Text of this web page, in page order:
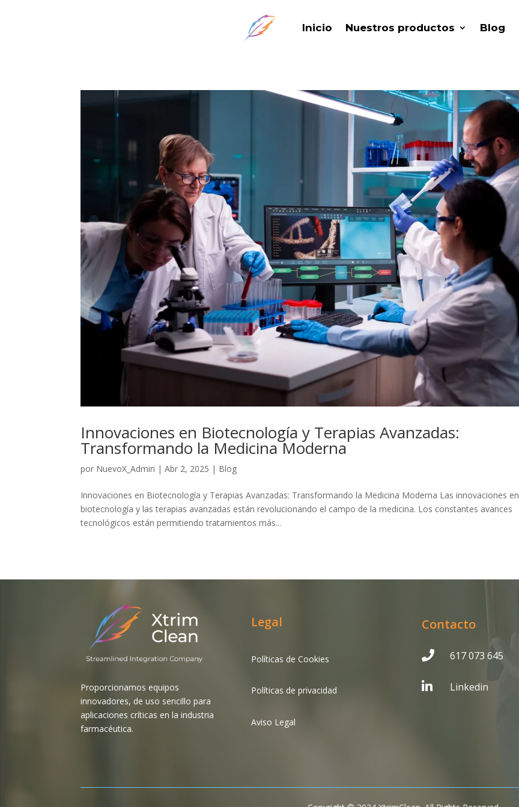
Inicio Nuestros productos Blog
Innovaciones en Biotecnología y Terapias Avanzadas:
Transformando la Medicina Moderna
por NuevoX_Admin |Abr 2, 2025 | Blog
Innovaciones en Biotecnología y Terapias Avanzadas: Transformando la Medicina Moderna Las innovaciones en
biotecnología y las terapias avanzadas están revolucionando el campo de la medicina. Los constantes avances
tecnológicos están permitiendo tratamientos más...
Proporcionamos equipos
innovadores, de uso sencillo para
aplicaciones críticas en la industria
farmacéutica.
Legal
Políticas de Cookies
Políticas de privacidad
Aviso Legal
Contacto
 617 073 645
 Linkedin